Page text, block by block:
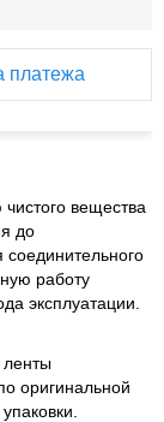
платежа
вещества
до
соединительного
работу
эксплуатации.
оригинальной